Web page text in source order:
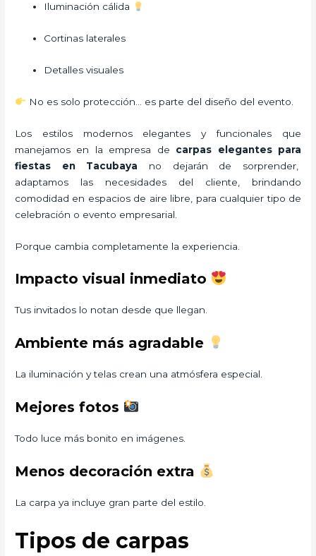
Iluminación cálida
Cortinas laterales
Detalles visuales
No es solo protección… es parte del diseño del evento.
Los estilos modernos elegantes y funcionales que
manejamos en la empresa de carpas elegantes para
fiestas
en Tacubaya no dejarán de sorprender,
adaptamos las necesidades del cliente, brindando
comodidad en espacios de aire libre, para cualquier tipo de
celebración o evento empresarial.
Porque cambia completamente la experiencia.
Impacto visual inmediato
Tus invitados lo notan desde que llegan.
Ambiente más agradable
La iluminación y telas crean una atmósfera especial.
Mejores fotos
Todo luce más bonito en imágenes.
Menos decoración extra
La carpa ya incluye gran parte del estilo.
Tipos de carpas